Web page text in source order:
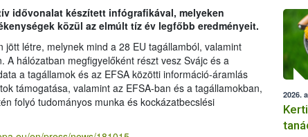
idővonalat készített infógrafikával, melyeken
közül az elmúlt tíz év legfőbb eredményeit.
létre, melynek mind a 28 EU tagállamból, valamint
A hálózatban megfigyelőként részt vesz Svájc és a
a tagállamok és az EFSA közötti információ-áramlás
támogatása, valamint az EFSA-ban és a tagállamokban,
folyó tudományos munka és kockázatbecslési
Az
2026.